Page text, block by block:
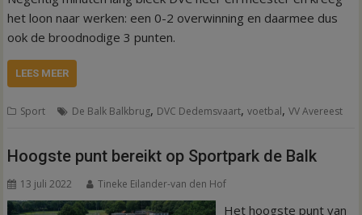
het loon naar werken: een 0-2 overwinning en daarmee dus
ook de broodnodige 3 punten.
LEES MEER
Sport De Balk Balkbrug, DVC Dedemsvaart,voetbal,VV Avereest
Hoogste punt bereikt op Sportpark de Balk
13 juli 2022 Tineke Eilander-van den Hof
Het hoogste punt van